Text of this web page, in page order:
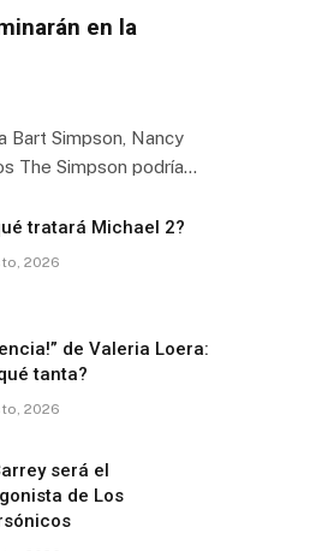
en la
Bart Simpson, Nancy
The Simpson podría…
tratará Michael 2?
2026
de Valeria Loera:
tanta?
2026
será el
de Los